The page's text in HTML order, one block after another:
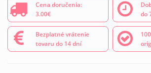
Cena doručenia:
3.00€
do
Bezplatné vrátenie
tovaru do 14 dní